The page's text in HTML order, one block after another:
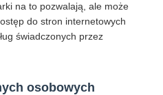
na to pozwalają, ale może
do stron internetowych
świadczonych przez
osobowych